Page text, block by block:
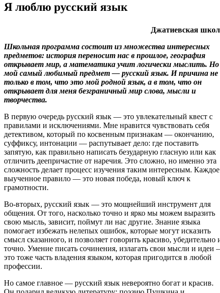
Я люблю русский язык
Джатиевская
Школьная программа состоит из множества интересных
предметов: история переносит нас в прошлое, география
открывает мир, а математика учит логически мыслить. Но
мой самый любимый предмет — русский язык. И причина не
только в том, что это мой родной язык, а в том, что он
открывает для меня безграничный мир слова, мысли и
творчества.
В первую очередь русский язык — это увлекательный квест с
правилами и исключениями. Мне нравится чувствовать себя
детективом, который по косвенным признакам — окончанию,
суффиксу, интонации — распутывает дело: где поставить
запятую, как правильно написать безударную гласную или как
отличить деепричастие от наречия. Это сложно, но именно эта
сложность делает процесс изучения таким интересным. Каждое
выученное правило — это новая победа, новый ключ к
грамотности.
Во-вторых, русский язык — это мощнейший инструмент для
общения. От того, насколько точно и ярко мы можем выразить
свою мысль, зависит, поймут ли нас другие. Знание языка
помогает избежать нелепых ошибок, которые могут исказить
смысл сказанного, и позволяет говорить красиво, убедительно
точно. Умение писать сочинения, излагать свои мысли и идеи
это тоже часть владения языком, которая пригодится в любой
профессии.
Но самое главное — русский язык невероятно богат и красив.